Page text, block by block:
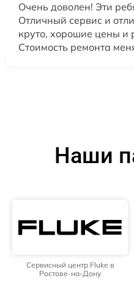
Очень доволен! Эти
Отличный сервис и
круто, хорошие цены и
Стоимость ремонта
Наши
Сервисный центр Fluke в
Ростове-на-Дону